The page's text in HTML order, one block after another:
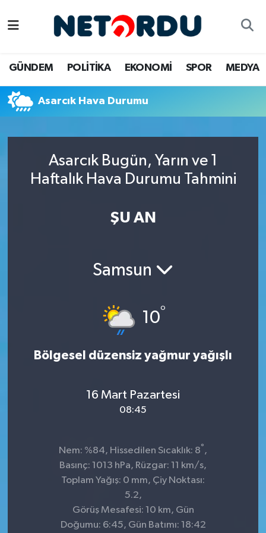
GÜNDEM POLİTİKA EKONOMİ SPOR MEDYA
Asarcık Hava Durumu
Asarcık Bugün, Yarın ve 1
Haftalık Hava Durumu Tahmini
ŞU AN
Samsun
10°
Bölgesel düzensiz yağmur yağışlı
16 Mart Pazartesi
08:45
Nem: %84, Hissedilen Sıcaklık: 8° ,
Basınç: 1013 hPa, Rüzgar: 11 km/s,
Toplam Yağış: 0 mm, Çiy Noktası:
5.2,
Görüş Mesafesi: 10 km, Gün
Doğumu: 6:45, Gün Batımı: 18:42
DÜNYA
EĞİTİM
EKONOMİ
KULTUR-SANAT
MAGAZİN
POLİTİKA
SAĞLIK
Namaz Vakitleri
Trafik Durumu
Süper Lig Puan Durumu ve Fikstür
Son Dakika Haberleri